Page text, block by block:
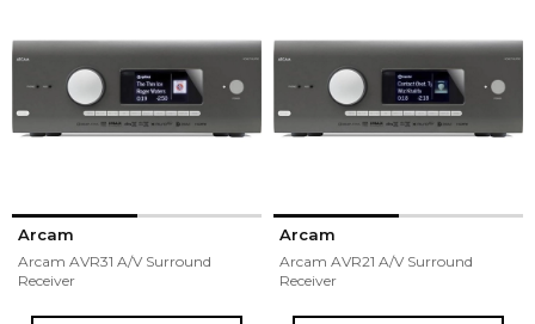
Arcam
Arcam AVR31 A/V Surround
Receiver
Arcam
Arcam AVR21 A/V Surround
Receiver